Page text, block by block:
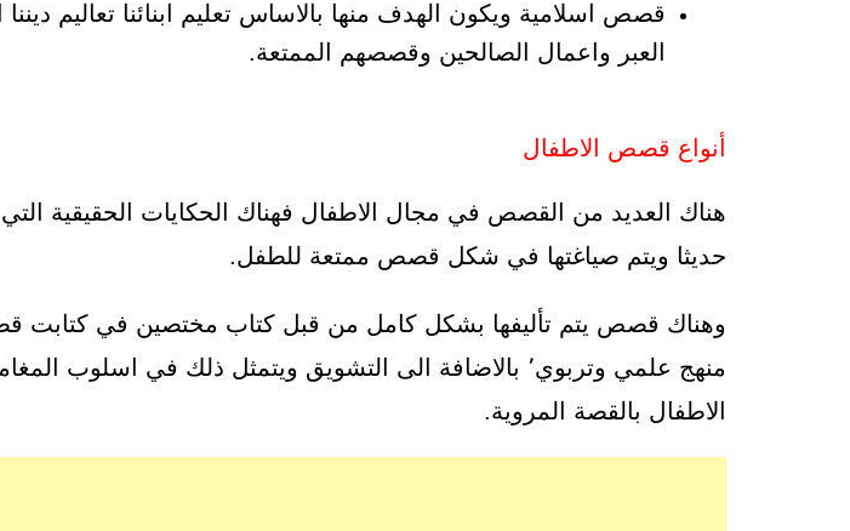
قصص اسلامية ويكون الهدف منها بالاساس تعليم ابنائنا تعاليم
العبر واعمال الصالحين وقصصهم الممتعة.
أنواع قصص الاطفال
هناك العديد من القصص في مجال الاطفال فهناك الحكايات الحقيقية
حديثا ويتم صياغتها في شكل قصص ممتعة للطفل.
وهناك قصص يتم تأليفها بشكل كامل من قبل كتاب مختصين في كتابت
منهج علمي وتربوي٬ بالاضافة الى التشويق ويتمثل ذلك في اسلوب
الاطفال بالقصة المروية.